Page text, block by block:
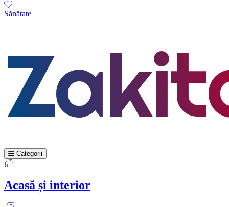
Sănătate
Categorii
Acasă și interior